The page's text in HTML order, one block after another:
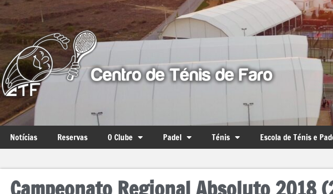
Notícias Reservas O Clube Padel Ténis Escola de Ténis e